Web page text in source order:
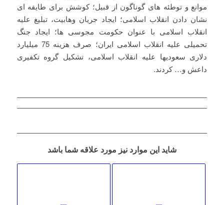
موانع و توطئه های گوناگون از قبیل؛ کوشش برای طایفه ای
نشان دادن انقلاب اسلامی؛ ایجاد جریان وهابیت، تبلیغ علیه
انقلاب اسلامی با عنوان حکومت مجوسی ها؛ ایجاد جنگ
تحمیلی علیه انقلاب اسلامی ایران؛ صرف هزینه 75 میلیارد
دلاری سعودیها علیه انقلاب اسلامی، تشکیل گروه تکفیری
داعش و… کردند.
شاید این موارد نیز مورد علاقه شما باشد